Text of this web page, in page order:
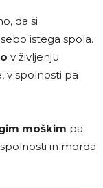
da si
istega spola.
v življenju
v spolnosti pa
moškim pa
in morda